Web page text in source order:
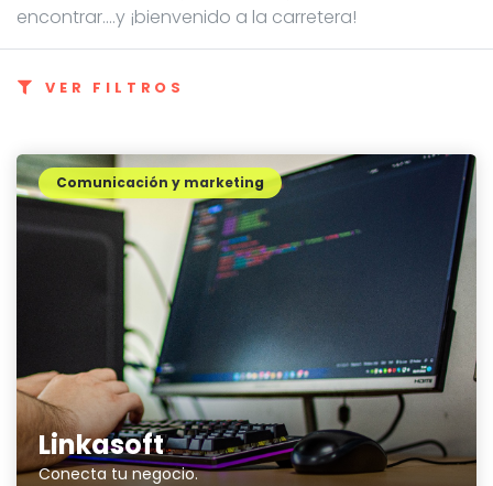
encontrar....y ¡bienvenido a la carretera!
VER FILTROS
Linkasoft
Conecta tu negocio.
Comunicación y marketing